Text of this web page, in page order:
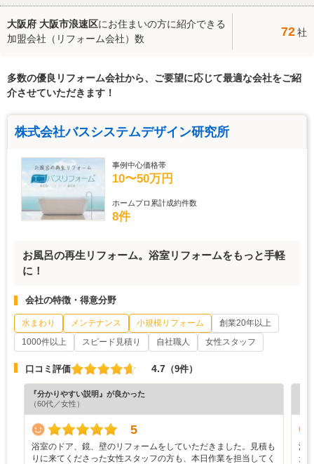
大阪府 大阪市浪速区にお住まいの方に紹介できる
加盟会社（リフォーム会社）数
72社
多数の優良リフォーム会社から、ご要望に応じて最適な会社をご紹
介させていただきます！
株式会社バスシステムデザイン研究所
事例中心価格帯
10〜50万円
ホームプロ累計成約件数
8件
お風呂の再生リフォーム。浴室リフォームをもっと手軽
に！
会社の特徴・得意分野
水まわり メンテナンス 小規模リフォーム
創業20年以上
1000件以上
スピード見積り 自社職人 女性スタッフ
口コミ評価 4.7 （9件）
『分かりやすい説明』が良かった
（60代／女性）
5
浴室のドア、鏡、壁のリフォームをしていただきました。 ​見積も
りに来てくださった女性スタッフの方も、本日作業を担当してく
浴
だ